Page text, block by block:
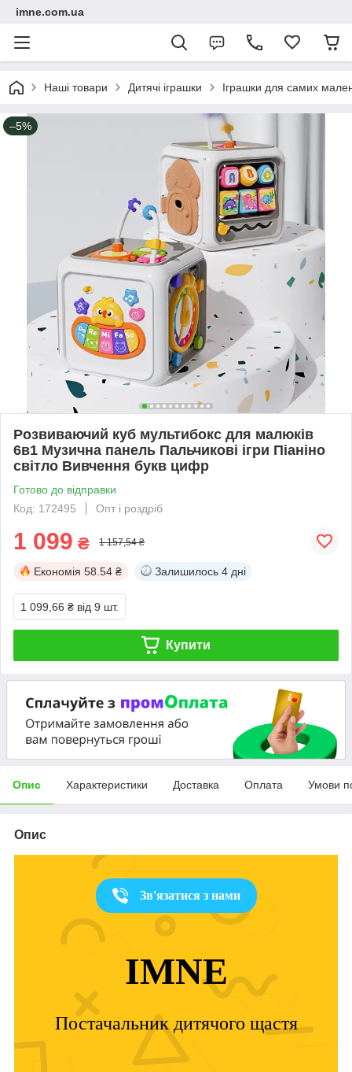
imne.com.ua
Наші товари Дитячі іграшки Іграшки для самих
–5%
Розвиваючий куб мультибокс для малюків
6в1 Музична панель Пальчикові ігри Піаніно
світло Вивчення букв цифр
Готово до відправки
Код: 172495
Опт і роздріб
1 099 ₴ 1 157,54 ₴
Економія 58.54 ₴ Залишилось 4 дні
1 099,66 ₴ від 9 шт.
Купити
Опис Характеристики Доставка Оплата Умови
Опис
Зв'язатися з нами
IMNE
Постачальник дитячого щастя